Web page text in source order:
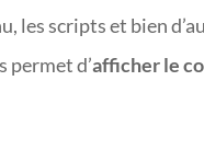
les scripts et bien
permet d’afficher le